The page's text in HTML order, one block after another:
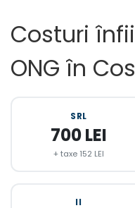
Costuri
ONG în
SRL
700 LEI
+ taxe 152 LEI
II